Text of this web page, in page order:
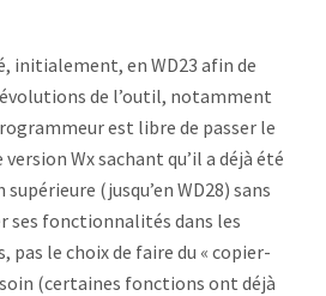
initialement, en WD23 afin de
de l’outil, notamment
est libre de passer le
Wx sachant qu’il a déjà été
(jusqu’en WD28) sans
ses fonctionnalités dans les
pas le choix de faire du « copier-
(certaines fonctions ont déjà